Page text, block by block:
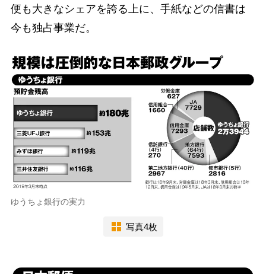
便も大きなシェアを誇る上に、手紙などの信書は
今も独占事業だ。
ゆうちょ銀行の実力
写真4枚